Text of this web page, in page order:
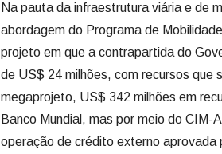
Na pauta da infraestrutura viária e de
abordagem do Programa de
projeto em que a contrapartida do
de US$ 24 milhões, com recursos que
megaprojeto, US$ 342 milhões em
Banco Mundial, mas por meio do CIM-
operação de crédito externo aprovada